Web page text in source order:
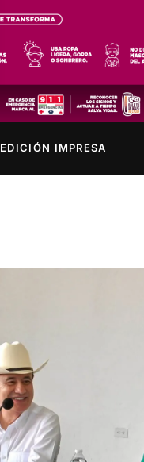
EDICIÓN IMPRESA